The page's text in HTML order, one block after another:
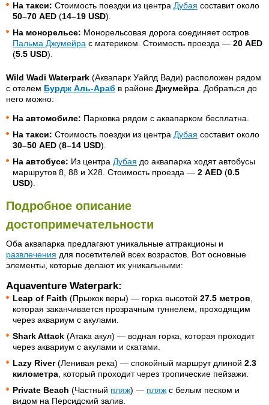
На такси: Стоимость поездки из центра Дубая составит около
50–70 AED (14–19 USD).
На монорельсе: Монорельсовая дорога соединяет остров
Пальма Джумейра с материком. Стоимость проезда — 20 AED
(5.5 USD).
Wild Wadi Waterpark (Аквапарк Уайлд Вади) расположен рядом
с отелем Бурдж Аль-Араб в районе Джумейра . Добраться до
него можно:
На автомобиле: Парковка рядом с аквапарком бесплатна.
На такси: Стоимость поездки из центра Дубая составит около
30–50 AED (8–14 USD).
На автобусе: Из центра Дубая до аквапарка ходят автобусы
маршрутов 8, 88 и X28. Стоимость проезда — 2 AED (0.5
USD).
Подробное описание
достопримечательности
Оба аквапарка предлагают уникальные аттракционы и
развлечения для посетителей всех возрастов. Вот основные
элементы, которые делают их уникальными:
Aquaventure Waterpark:
Leap of Faith (Прыжок веры) — горка высотой 27.5 метров
которая заканчивается прозрачным туннелем, проходящим
через аквариум с акулами.
Shark Attack (Атака акул) — водная горка, которая проходит
через аквариум с акулами и скатами.
Lazy River(Ленивая река) — спокойный маршрут длиной 2.3
километра , который проходит через тропические пейзажи.
Private Beach (Частный пляж) — пляж с белым песком и
видом на Персидский залив.